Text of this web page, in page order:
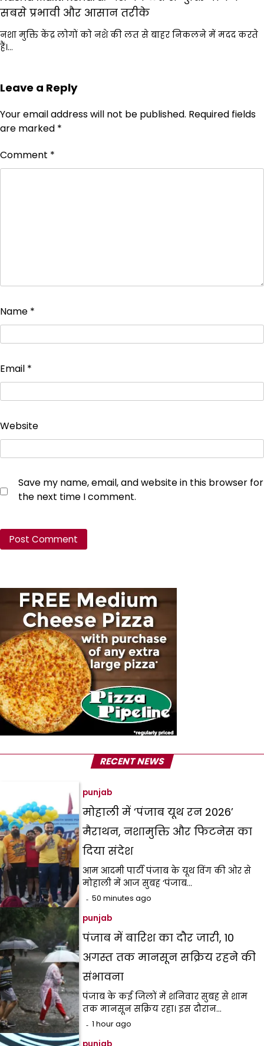
सबसे प्रभावी और आसान तरीके
नशा मुक्ति केंद्र लोगों को नशे की लत से बाहर निकलने में मदद करते
हैं।…
Leave a Reply
Your email address will not be published. Required fields
are marked *
Comment *
Name *
Email *
Website
Save my name, email, and website in this browser for
the next time I comment.
RECENT NEWS
punjab
मोहाली में ‘पंजाब यूथ रन 2026’
मैराथन, नशामुक्ति और फिटनेस का
दिया संदेश
आम आदमी पार्टी पंजाब के यूथ विंग की ओर से
मोहाली में आज सुबह ‘पंजाब…
50 minutes ago
punjab
पंजाब में बारिश का दौर जारी, 10
अगस्त तक मानसून सक्रिय रहने की
संभावना
पंजाब के कई जिलों में शनिवार सुबह से शाम
तक मानसून सक्रिय रहा। इस दौरान…
1 hour ago